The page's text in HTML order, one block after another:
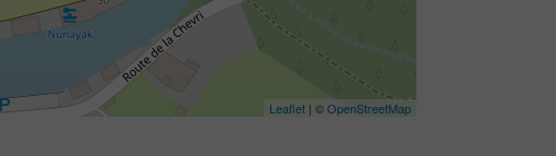
Leaflet| ©OpenStreetMap